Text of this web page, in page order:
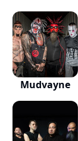
Mudvayne